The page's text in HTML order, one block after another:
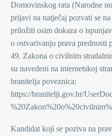
Domovinskog rata (Narodne
prijavi na natječaj pozvati se
priložiti osim dokaza o
o ostvarivanju prava prednosti
49. Zakona o civilnim
su navedeni na internetskoj
branitelja poveznica:
https://branitelji.gov.hr/
Kandidat koji se poziva na